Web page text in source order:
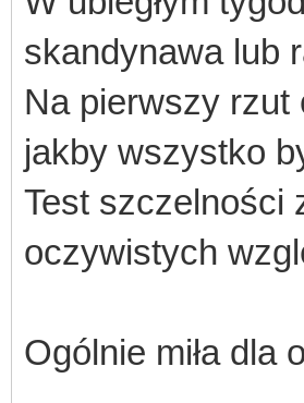
skandynawa lub
Na pierwszy rzut
jakby wszystko
Test szczelności
oczywistych
Ogólnie miła dla